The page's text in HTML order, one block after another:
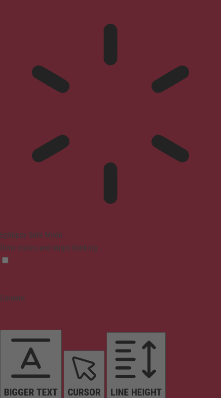
Epilepsy Safe Mode
Dims colors and stops blinking
Content
BIGGER TEXT CURSOR LINE HEIGHT